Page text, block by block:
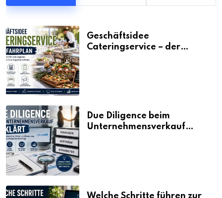
Geschäftsidee
Cateringservice – der
Due Diligence beim
Unternehmensverkauf
Welche Schritte führen zur